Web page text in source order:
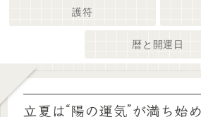
護符
暦と開運日
立夏は“陽の運気”が満ち始